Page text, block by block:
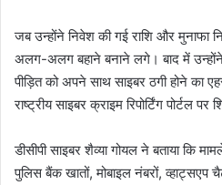
जब उन्होंने निवेश की गई राशि और मुनाफा
अलग-अलग बहाने बनाने लगे। बाद में
पीड़ित को अपने साथ साइबर ठगी होने
राष्ट्रीय साइबर क्राइम रिपोर्टिंग पोर्टल
डीसीपी साइबर शैव्या गोयल ने बताया कि
पुलिस बैंक खातों, मोबाइल नंबरों,